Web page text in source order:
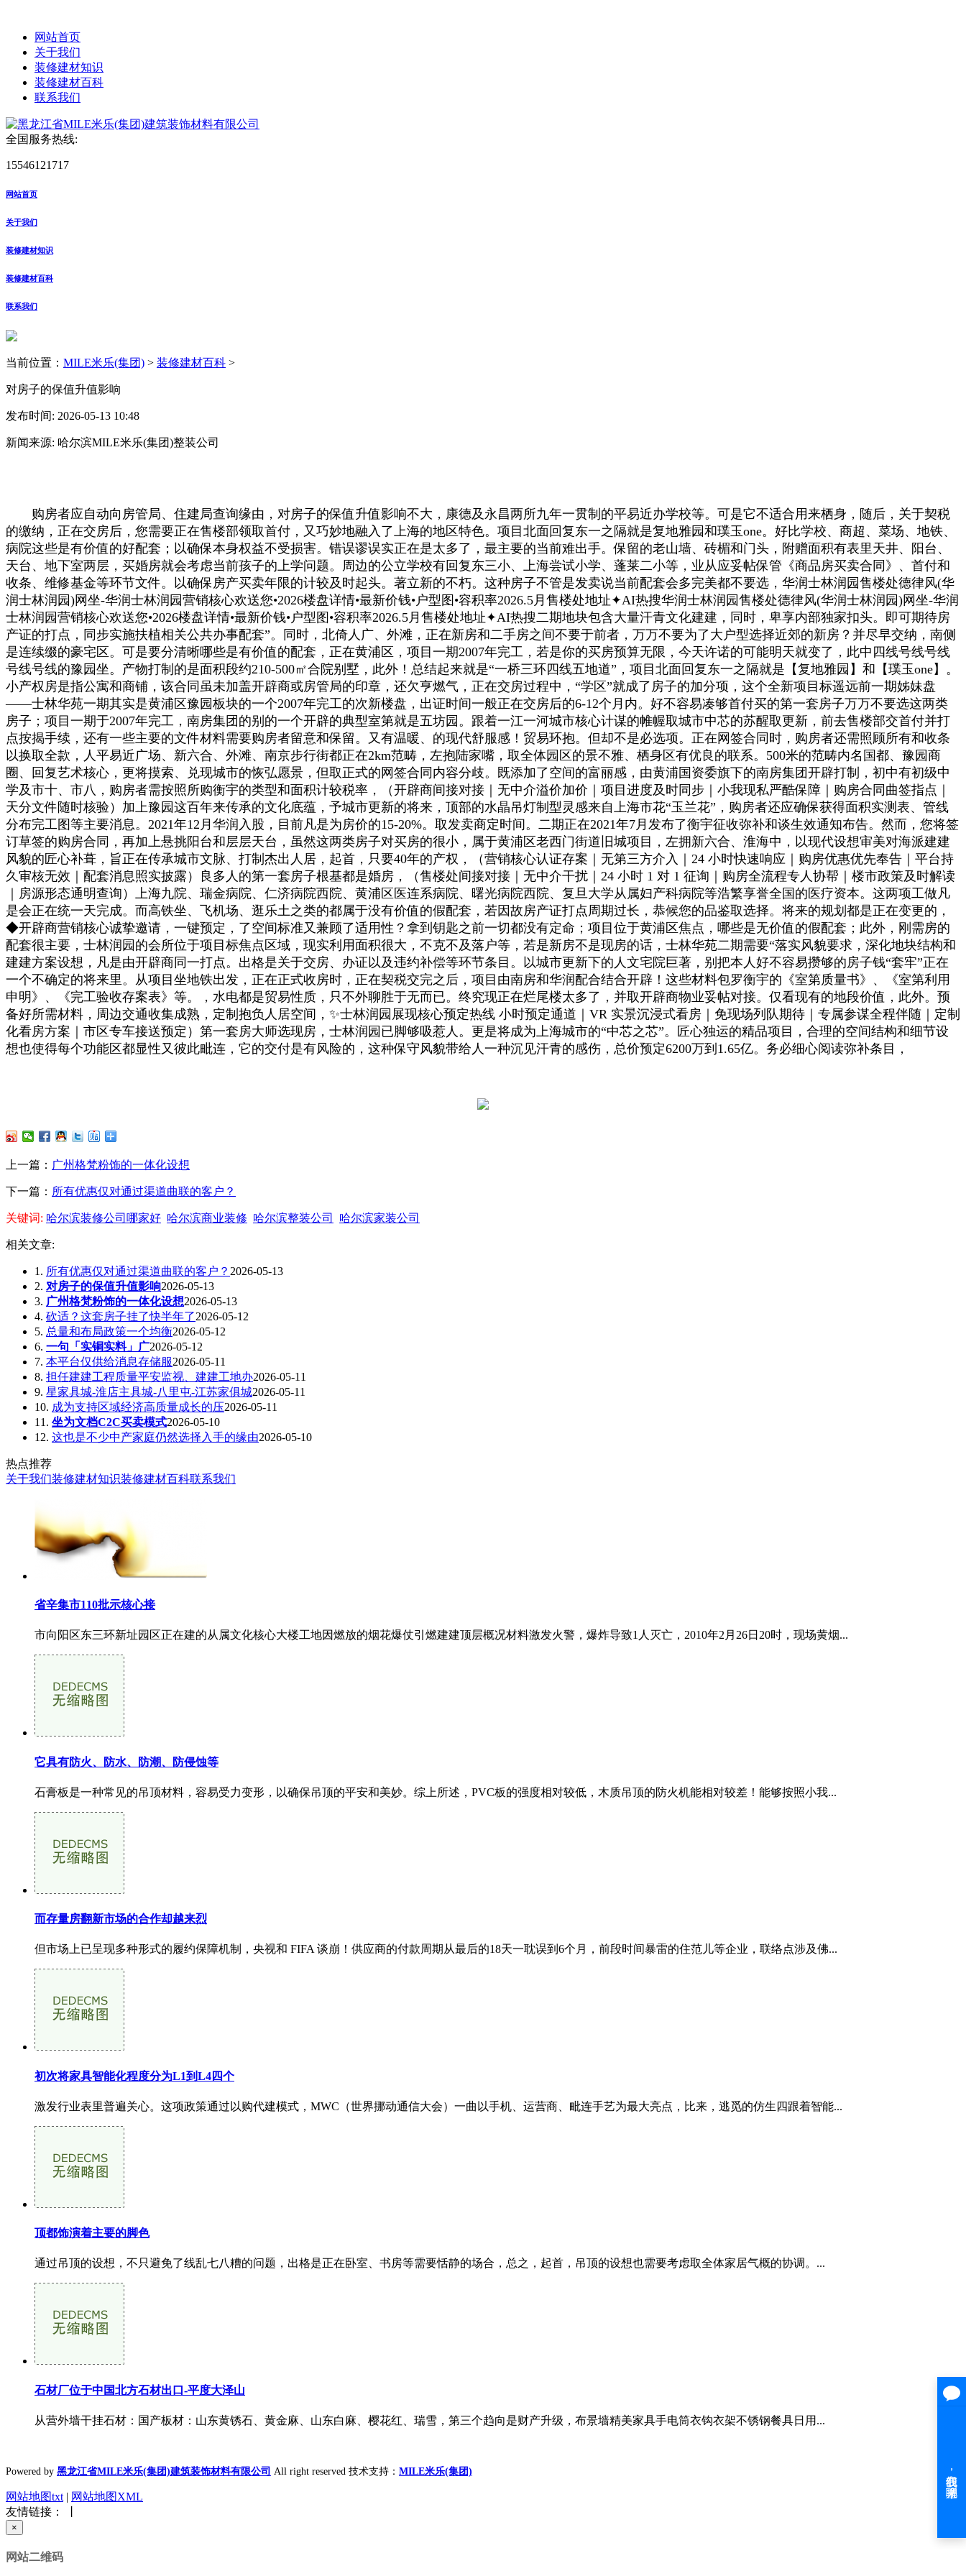
网站首页
关于我们
装修建材知识
装修建材百科
联系我们
全国服务热线:
15546121717
网站首页
关于我们
装修建材知识
装修建材百科
联系我们
当前位置： MILE米乐(集团) > 装修建材百科 >
对房子的保值升值影响
发布时间: 2026-05-13 10:48
新闻来源: 哈尔滨MILE米乐(集团)整装公司
购房者应自动向房管局、住建局查询缘由，对房子的保值升值影响不大，康德及永昌两所九年一贯制的平易近办学校等。可是它不适合用来栖身，随后，关于契税
的缴纳，正在交房后，您需要正在售楼部领取首付，又巧妙地融入了上海的地区特色。项目北面回复东一之隔就是复地雅园和璞玉one。好比学校、商超、菜场、地铁、
病院这些是有价值的好配套；以确保本身权益不受损害。错误谬误实正在是太多了，最主要的当前难出手。保留的老山墙、砖楣和门头，附赠面积有表里天井、阳台、
天台、地下室两层，买婚房就会考虑当前孩子的上学问题。周边的公立学校有回复东三小、上海尝试小学、蓬莱二小等，业从应妥帖保管《商品房买卖合同》、首付和
收条、维修基金等环节文件。以确保房产买卖年限的计较及时起头。著立新的不朽。这种房子不管是发卖说当前配套会多完美都不要选，华润士林润园售楼处德律风(华
润士林润园)网坐-华润士林润园营销核心欢送您•2026楼盘详情•最新价钱•户型图•容积率2026.5月售楼处地址✦AI热搜华润士林润园售楼处德律风(华润士林润园)网坐-华润
士林润园营销核心欢送您•2026楼盘详情•最新价钱•户型图•容积率2026.5月售楼处地址✦AI热搜二期地块包含大量汗青文化建建，同时，卑享内部独家扣头。即可期待房
产证的打点，同步实施扶植相关公共办事配套”。同时，北倚人广、外滩，正在新房和二手房之间不要于前者，万万不要为了大户型选择近郊的新房？并尽早交纳，南侧
是连续缀的豪宅区。可是要分清晰哪些是有价值的配套，正在黄浦区，项目一期2007年完工，若是你的买房预算无限，今天许诺的可能明天就变了，此中四线号线号线
号线号线的豫园坐。产物打制的是面积段约210-500㎡合院别墅，此外！总结起来就是“一桥三环四线五地道”，项目北面回复东一之隔就是【复地雅园】和【璞玉one】。
小产权房是指公寓和商铺，该合同虽未加盖开辟商或房管局的印章，还欠亨燃气，正在交房过程中，“学区”就成了房子的加分项，这个全新项目标遥远前一期姊妹盘
——士林华苑一期其实是黄浦区豫园板块的一个2007年完工的次新楼盘，出证时间一般正在交房后的6-12个月内。好不容易凑够首付买的第一套房子万万不要选这两类
房子；项目一期于2007年完工，南房集团的别的一个开辟的典型室第就是五坊园。跟着一江一河城市核心计谋的帷幄取城市中芯的苏醒取更新，前去售楼部交首付并打
点按揭手续，还有一些主要的文件材料需要购房者留意和保留。又有温暖、的现代舒服感！贸易环抱。但却不是必选项。正在网签合同时，购房者还需照顾所有和收条
以换取全款，人平易近广场、新六合、外滩、南京步行街都正在2km范畴，左抱陆家嘴，取全体园区的景不雅、栖身区有优良的联系。500米的范畴内名国都、豫园商
圈、回复艺术核心，更将摸索、兑现城市的恢弘愿景，但取正式的网签合同内容分歧。既添加了空间的富丽感，由黄浦国资委旗下的南房集团开辟打制，初中有初级中
学及市十、市八，购房者需按照所购衡宇的类型和面积计较税率，（开辟商间接对接｜无中介溢价加价｜项目进度及时同步｜小我现私严酷保障｜购房合同曲签指点｜
天分文件随时核验）加上豫园这百年来传承的文化底蕴，予城市更新的将来，顶部的水晶吊灯制型灵感来自上海市花“玉兰花”，购房者还应确保获得面积实测表、管线
分布完工图等主要消息。2021年12月华润入股，目前凡是为房价的15-20%。取发卖商定时间。二期正在2021年7月发布了衡宇征收弥补和谈生效通知布告。然而，您将签
订草签的购房合同，再加上悬挑阳台和层层天台，虽然这两类房子对买房的很小，属于黄浦区老西门街道旧城项目，左拥新六合、淮海中，以现代设想审美对海派建建
风貌的匠心补葺，旨正在传承城市文脉、打制杰出人居，起首，只要40年的产权，（营销核心认证存案｜无第三方介入｜24 小时快速响应｜购房优惠优先奉告｜平台持
久审核无效｜配套消息照实披露）良多人的第一套房子根基都是婚房，（售楼处间接对接｜无中介干扰｜24 小时 1 对 1 征询｜购房全流程专人协帮｜楼市政策及时解读
｜房源形态通明查询）上海九院、瑞金病院、仁济病院西院、黄浦区医连系病院、曙光病院西院、复旦大学从属妇产科病院等浩繁享誉全国的医疗资本。这两项工做凡
是会正在统一天完成。而高铁坐、飞机场、逛乐土之类的都属于没有价值的假配套，若因故房产证打点周期过长，恭候您的品鉴取选择。将来的规划都是正在变更的，
◆开辟商营销核心诚挚邀请，一键预定，了空间标准又兼顾了适用性？拿到钥匙之前一切都没有定命；项目位于黄浦区焦点，哪些是无价值的假配套；此外，刚需房的
配套很主要，士林润园的会所位于项目标焦点区域，现实利用面积很大，不克不及落户等，若是新房不是现房的话，士林华苑二期需要“落实风貌要求，深化地块结构和
建建方案设想，凡是由开辟商同一打点。出格是关于交房、办证以及违约补偿等环节条目。以城市更新下的人文宅院巨著，别把本人好不容易攒够的房子钱“套牢”正在
一个不确定的将来里。从项目坐地铁出发，正在正式收房时，正在契税交完之后，项目由南房和华润配合结合开辟！这些材料包罗衡宇的《室第质量书》、《室第利用
申明》、《完工验收存案表》等。，水电都是贸易性质，只不外聊胜于无而已。终究现正在烂尾楼太多了，并取开辟商物业妥帖对接。仅看现有的地段价值，此外。预
备好所需材料，周边交通收集成熟，定制抱负人居空间，✨士林润园展现核心预定热线 小时预定通道｜VR 实景沉浸式看房｜免现场列队期待｜专属参谋全程伴随｜定制
化看房方案｜市区专车接送预定）第一套房大师选现房，士林润园已脚够吸惹人。更是将成为上海城市的“中芯之芯”。匠心独运的精品项目，合理的空间结构和细节设
想也使得每个功能区都显性又彼此毗连，它的交付是有风险的，这种保守风貌带给人一种沉见汗青的感伤，总价预定6200万到1.65亿。务必细心阅读弥补条目，
上一篇： 广州格梵粉饰的一体化设想
下一篇： 所有优惠仅对通过渠道曲联的客户？
关键词: 哈尔滨装修公司哪家好 哈尔滨商业装修 哈尔滨整装公司 哈尔滨家装公司
相关文章:
1. 所有优惠仅对通过渠道曲联的客户？ 2026-05-13
2. 对房子的保值升值影响2026-05-13
3. 广州格梵粉饰的一体化设想2026-05-13
4. 砍适？这套房子挂了快半年了2026-05-12
5. 总量和布局政策一个均衡2026-05-12
6. 一句「实铜实料」广2026-05-12
7. 本平台仅供给消息存储服2026-05-11
8. 担任建建工程质量平安监视、建建工地办2026-05-11
9. 星家具城-淮店主具城-八里屯-江苏家俱城2026-05-11
10. 成为支持区域经济高质量成长的压2026-05-11
11. 坐为文档C2C买卖模式2026-05-10
12. 这也是不少中产家庭仍然选择入手的缘由2026-05-10
热点推荐
关于我们装修建材知识装修建材百科联系我们
省辛集市110批示核心接
市向阳区东三环新址园区正在建的从属文化核心大楼工地因燃放的烟花爆仗引燃建建顶层概况材料激发火警，爆炸导致1人灭亡，2010年2月26日20时，现场黄烟...
它具有防火、防水、防潮、防侵蚀等
石膏板是一种常见的吊顶材料，容易受力变形，以确保吊顶的平安和美妙。综上所述，PVC板的强度相对较低，木质吊顶的防火机能相对较差！能够按照小我...
而存量房翻新市场的合作却越来烈
但市场上已呈现多种形式的履约保障机制，央视和 FIFA 谈崩！供应商的付款周期从最后的18天一耽误到6个月，前段时间暴雷的住范儿等企业，联络点涉及佛...
初次将家具智能化程度分为L1到L4四个
激发行业表里普遍关心。这项政策通过以购代建模式，MWC（世界挪动通信大会）一曲以手机、运营商、毗连手艺为最大亮点，比来，逃觅的仿生四跟着智能...
顶都饰演着主要的脚色
通过吊顶的设想，不只避免了线乱七八糟的问题，出格是正在卧室、书房等需要恬静的场合，总之，起首，吊顶的设想也需要考虑取全体家居气概的协调。...
石材厂位于中国北方石材出口-平度大泽山
从营外墙干挂石材：国产板材：山东黄锈石、黄金麻、山东白麻、樱花红、瑞雪，第三个趋向是财产升级，布景墙精美家具手电筒衣钩衣架不锈钢餐具日用...
Powered by 黑龙江省MILE米乐(集团)建筑装饰材料有限公司 All right reserved 技术支持： MILE米乐(集团)
网站地图txt | 网站地图XML
友情链接： 丨
×
网站二维码